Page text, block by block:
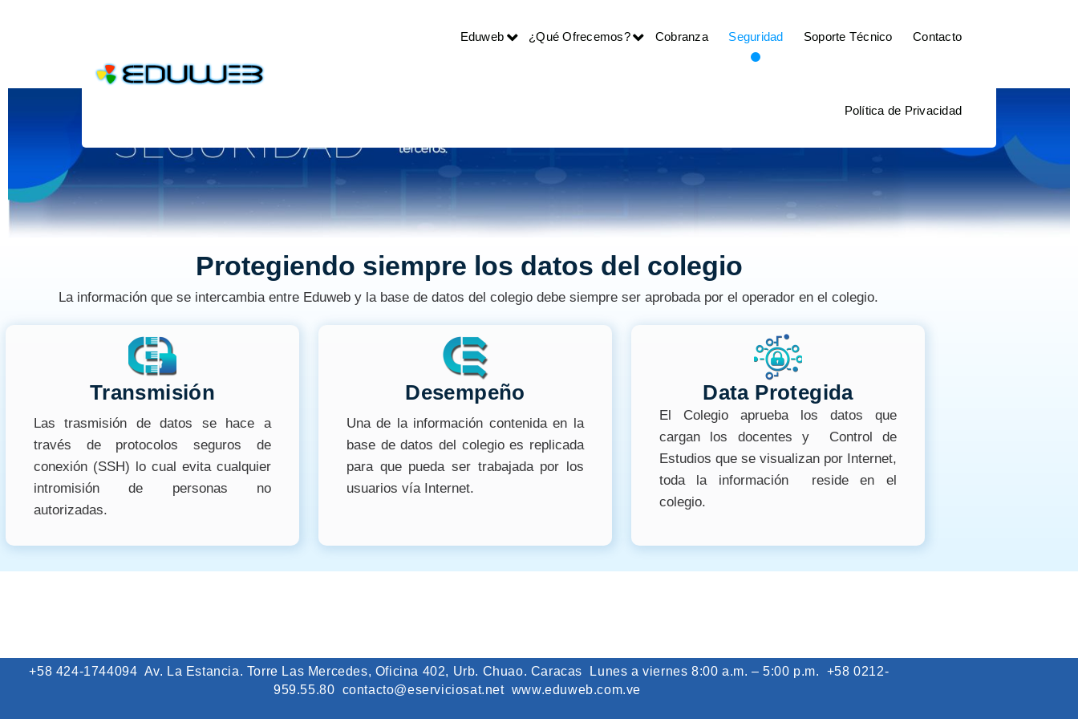
EduWeb es más que un sistema de control de estudios por Internet.
Eduweb ¿Qué Ofrecemos? Cobranza Seguridad Soporte Técnico Contacto
Política de Privacidad
Protegiendo siempre los datos del colegio
La información que se intercambia entre Eduweb y la base de datos del colegio debe siempre ser aprobada por el operador en el colegio.
Transmisión
Las trasmisión de datos se hace a
través de protocolos seguros de
conexión (SSH) lo cual evita cualquier
intromisión de personas no
autorizadas.
Desempeño
Una de la información contenida en la
base de datos del colegio es replicada
para que pueda ser trabajada por los
usuarios vía Internet.
Data Protegida
El Colegio aprueba los datos que
cargan los docentes y Control de
Estudios que se visualizan por Internet,
toda la información reside en el
colegio.
+58 424-1744094 Av. La Estancia. Torre Las Mercedes, Oficina 402, Urb. Chuao. Caracas Lunes a viernes 8:00 a.m. – 5:00 p.m.
+58 0212-
959.55.80 contacto@eserviciosat.net www.eduweb.com.ve